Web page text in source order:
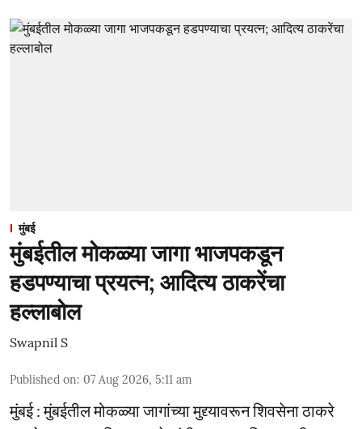
मुंबई
मुंबईतील मोकळ्या जागा भाजपकडून
हडपण्याचा प्रयत्न; आदित्य ठाकरेंचा
हल्लाबोल
Swapnil S
Published on: 07 Aug 2026, 5:11 am
मुंबई : मुंबईतील मोकळ्या जागांच्या मुद्द्यावरून शिवसेना ठाकरे